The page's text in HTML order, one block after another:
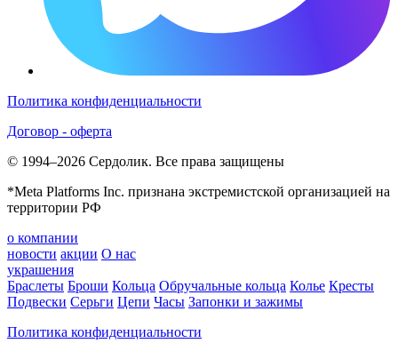
Политика конфиденциальности
Договор - оферта
© 1994–2026 Сердолик. Все права защищены
*Meta Platforms Inc. признана экстремистской организацией на
территории РФ
о компании
новости акции О нас
украшения
Браслеты Броши Кольца Обручальные кольца Колье Кресты
Подвески Серьги Цепи Часы Запонки и зажимы
Политика конфиденциальности